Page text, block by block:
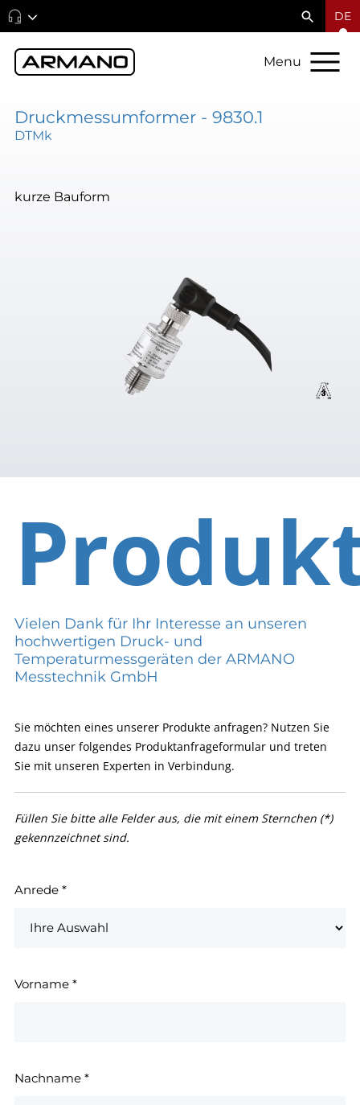
DE
Menu
Druckmessumformer - 9830.1
DTMk
kurze Bauform
Vielen Dank für Ihr Interesse an unseren
hochwertigen Druck- und
Temperaturmessgeräten der ARMANO
Messtechnik GmbH
Sie möchten eines unserer Produkte anfragen? Nutzen Sie
dazu unser folgendes Produktanfrageformular und treten
Sie mit unseren Experten in Verbindung.
Füllen Sie bitte alle Felder aus, die mit einem Sternchen (*)
gekennzeichnet sind.
Anrede *
Vorname *
Nachname *